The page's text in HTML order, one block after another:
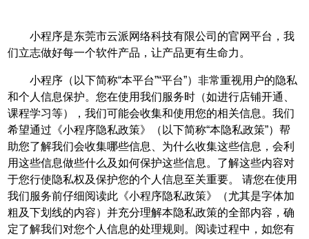
小程序是东莞市云派网络科技有限公司的官网平台，我
们立志做好每一个软件产品，让产品更有生命力。
小程序（以下简称“本平台”“平台”）非常重视用户的隐私
和个人信息保护。您在使用我们服务时（如进行店铺开通、
课程学习等），我们可能会收集和使用您的相关信息。我们
希望通过《小程序隐私政策》（以下简称“本隐私政策”）帮
助您了解我们会收集哪些信息、为什么收集这些信息，会利
用这些信息做些什么及如何保护这些信息。了解这些内容对
于您行使隐私权及保护您的个人信息至关重要。 请您在使用
我们服务前仔细阅读此《小程序隐私政策》（尤其是字体加
粗及下划线的内容）并充分理解本隐私政策的全部内容，确
定了解我们对您个人信息的处理规则。阅读过程中，如您有